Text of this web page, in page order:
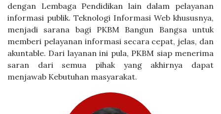
dengan Lembaga Pendidikan lain dalam pelayanan
informasi publik. Teknologi Informasi Web khususnya,
menjadi sarana bagi PKBM Bangun Bangsa untuk
memberi pelayanan informasi secara cepat, jelas, dan
akuntable. Dari layanan ini pula, PKBM siap menerima
saran dari semua pihak yang akhirnya dapat
menjawab Kebutuhan masyarakat.